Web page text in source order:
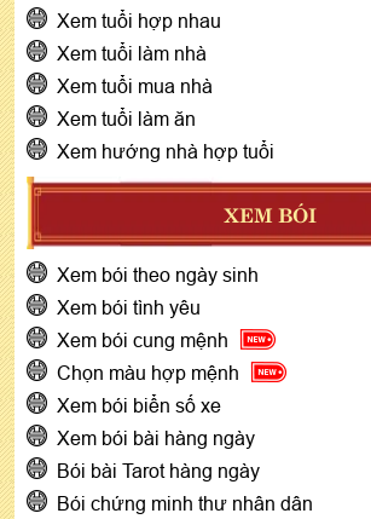
Xem tuổi hợp nhau
Xem tuổi làm nhà
Xem tuổi mua nhà
Xem tuổi làm ăn
Xem hướng nhà hợp tuổi
XEM BÓI
Xem bói theo ngày sinh
Xem bói tình yêu
Xem bói cung mệnh
Chọn màu hợp mệnh
Xem bói biển số xe
Xem bói bài hàng ngày
Bói bài Tarot hàng ngày
Bói chứng minh thư nhân dân